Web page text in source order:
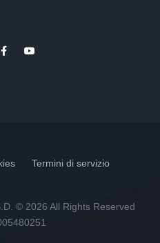
Termini di servizio
© 2026 All Rights Reserved